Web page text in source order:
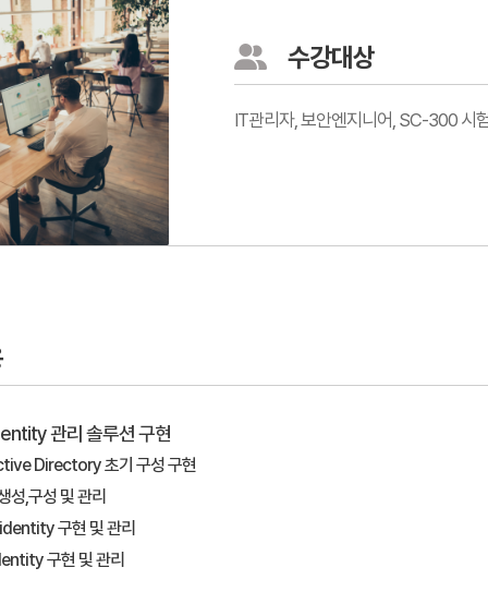
수강대상
IT관리자, 보안엔지니어, SC-300 시
관리 솔루션 구현
Directory 초기 구성 구현
,구성 및 관리
구현 및 관리
구현 및 관리